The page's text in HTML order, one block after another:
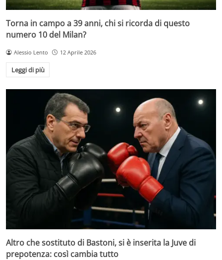
Torna in campo a 39 anni, chi si ricorda di questo
numero 10 del Milan?
Alessio Lento 12 Aprile 2026
Leggi di più
Altro che sostituto di Bastoni, si è inserita la Juve di
prepotenza: così cambia tutto